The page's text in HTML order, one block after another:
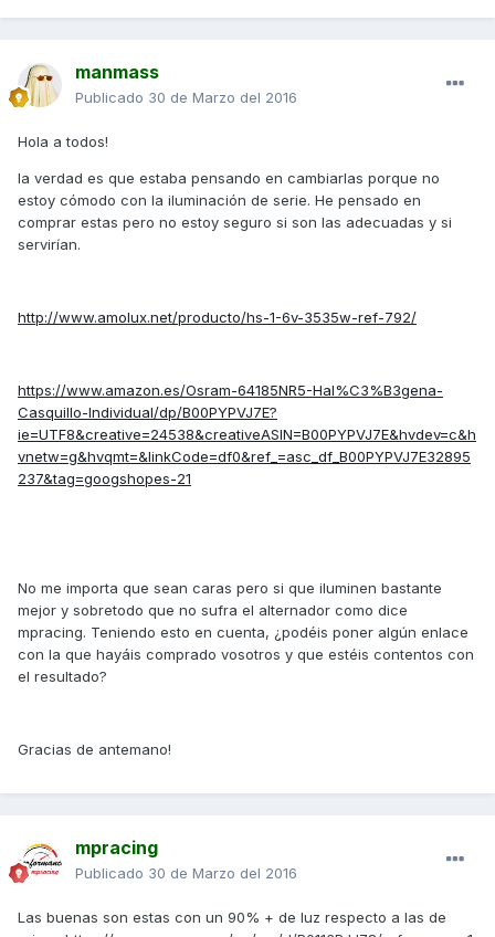
manmass
Publicado 30 de Marzo del 2016
Hola a todos!
la verdad es que estaba pensando en cambiarlas porque no
estoy cómodo con la iluminación de serie. He pensado en
comprar estas pero no estoy seguro si son las adecuadas y si
servirían.
http://www.amolux.net/producto/hs-1-6v-3535w-ref-792/
https://www.amazon.es/Osram-64185NR5-Hal%C3%B3gena-
Casquillo-Individual/dp/B00PYPVJ7E?
ie=UTF8&creative=24538&creativeASIN=B00PYPVJ7E&hvdev=c&h
vnetw=g&hvqmt=&linkCode=df0&ref_=asc_df_B00PYPVJ7E32895
237&tag=googshopes-21
No me importa que sean caras pero si que iluminen bastante
mejor y sobretodo que no sufra el alternador como dice
mpracing. Teniendo esto en cuenta, ¿podéis poner algún enlace
con la que hayáis comprado vosotros y que estéis contentos con
el resultado?
Gracias de antemano!
mpracing
Publicado 30 de Marzo del 2016
Las buenas son estas con un 90% + de luz respecto a las de